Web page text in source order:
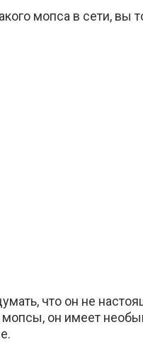
мопса в сети, вы
что он не
мопсы, он имеет